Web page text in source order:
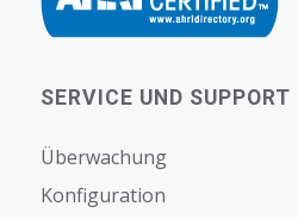
SERVICE UND SUPPORT
Überwachung
Konfiguration